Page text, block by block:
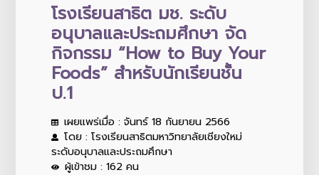
โรงเรียนสาธิต มช. ระดับ
อนุบาลและประถมศึกษา จัด
กิจกรรม “How to Buy Your
Foods” สำหรับนักเรียนชั้น
ป.1
เผยแพร่เมื่อ : จันทร์ 18 กันยายน 2566
โดย : โรงเรียนสาธิตมหาวิทยาลัยเชียงใหม่
ระดับอนุบาลและประถมศึกษา
ผู้เข้าชม : 162 คน